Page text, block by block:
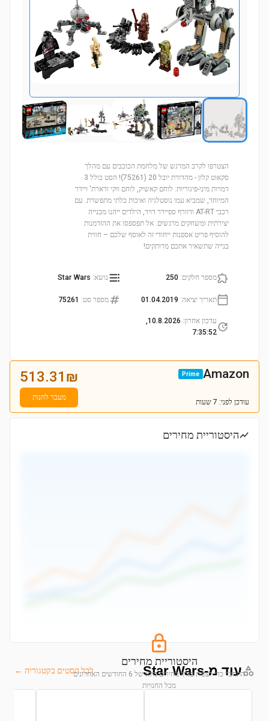
הצטרפו לקרב המרגש של מלחמת הכוכבים עם מהלך
סקאוט קלון - מהדורת יובל 20 (75261)! הסט כולל 3
דמויות מיני-פיגוריות: לוחם קאשיק, לוחם ווקי ודארת' ויידר
המיוחד, שמביא עמו נוסטלגיה ואיכות בלתי מתפשרת. עם
רכבי AT-RT ודוורף ספיידר דויד, הילדים ייהנו מבנייה
יצירתית ומשחקים מרגשים. אל תפספסו את ההזדמנות
להוסיף פריט אספנות ייחודי זה לאוסף שלכם – חווית
בנייה שתשאיר אתכם מרותקים!
מספר חלקים:
250 נושא:
Star Wars
תאריך יציאה:
01.04.2019 מספר סט:
75261
עדכון אחרון:
10.8.2026,
7:35:52
Amazon
Prime
עודכן לפני: 7 שעות
513.31 ₪
מעבר לחנות
היסטוריית מחירים
היסטוריית מחירים
התחבר כדי לצפות בגרף מחירים מלא של 6 החודשים האחרונים
מכל החנויות
עוד מ-Star Wars לכל הסטים בקטגוריה ←